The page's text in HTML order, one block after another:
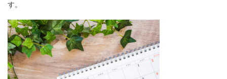
す。